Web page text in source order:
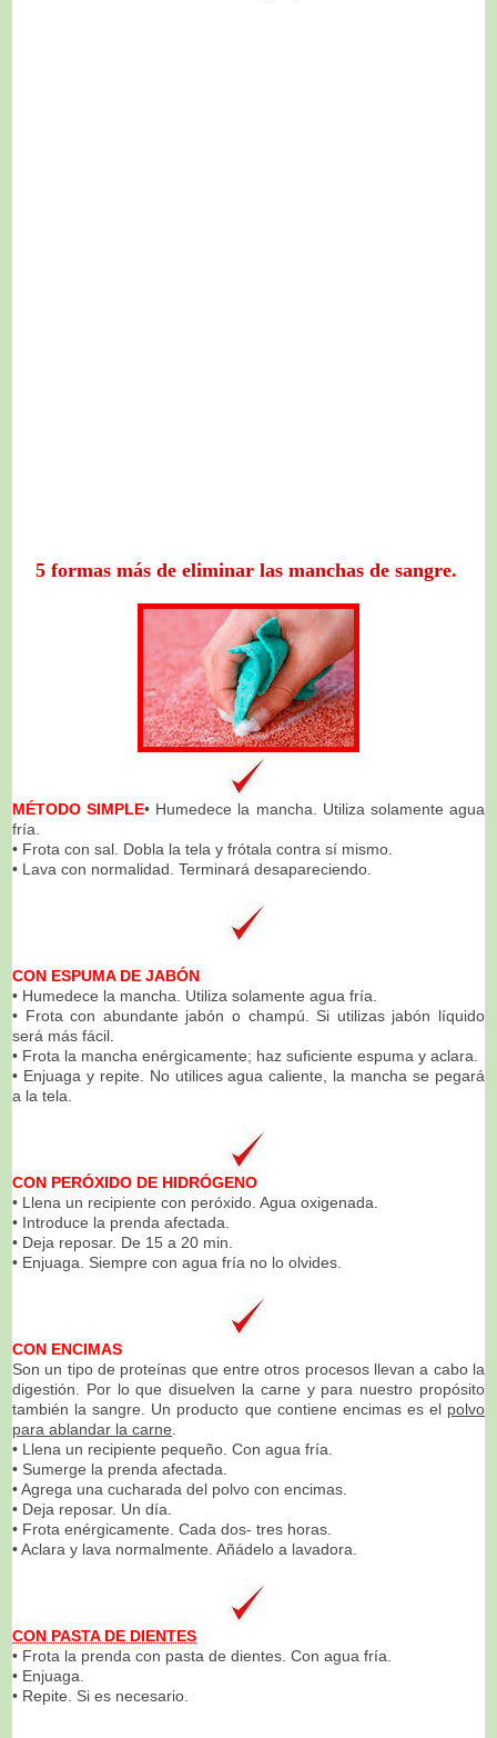
5 formas más de eliminar las manchas de sangre.
MÉTODO SIMPLE• Humedece la mancha. Utiliza solamente agua
fría.
• Frota con sal. Dobla la tela y frótala contra sí mismo.
• Lava con normalidad. Terminará desapareciendo.
CON ESPUMA DE JABÓN
• Humedece la mancha. Utiliza solamente agua fría.
• Frota con abundante jabón o champú. Si utilizas jabón líquido
será más fácil.
• Frota la mancha enérgicamente; haz suficiente espuma y aclara.
• Enjuaga y repite. No utilices agua caliente, la mancha se pegará
a la tela.
CON PERÓXIDO DE HIDRÓGENO
• Llena un recipiente con peróxido. Agua oxigenada.
• Introduce la prenda afectada.
• Deja reposar. De 15 a 20 min.
• Enjuaga. Siempre con agua fría no lo olvides.
CON ENCIMAS
Son un tipo de proteínas que entre otros procesos llevan a cabo la
digestión. Por lo que disuelven la carne y para nuestro propósito
también la sangre. Un producto que contiene encimas es el polvo
para ablandar la carne
• Llena un recipiente pequeño. Con agua fría.
• Sumerge la prenda afectada.
• Agrega una cucharada del polvo con encimas.
• Deja reposar. Un día.
• Frota enérgicamente. Cada dos- tres horas.
• Aclara y lava normalmente. Añádelo a lavadora.
CON PASTA DE DIENTES
• Frota la prenda con pasta de dientes. Con agua fría.
• Enjuaga.
• Repite. Si es necesario.